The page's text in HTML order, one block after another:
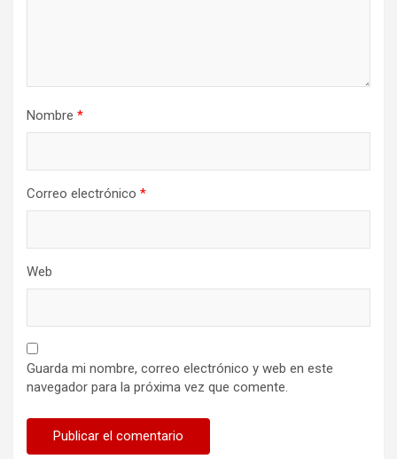
Nombre *
Correo electrónico *
Web
Guarda mi nombre, correo electrónico y web en este
navegador para la próxima vez que comente.